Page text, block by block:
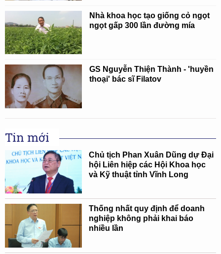
Nhà khoa học tạo giống cỏ ngọt
ngọt gấp 300 lần đường mía
GS Nguyễn Thiện Thành - 'huyền
thoại' bác sĩ Filatov
Tin mới
Chủ tịch Phan Xuân Dũng dự Đại
hội Liên hiệp các Hội Khoa học
và Kỹ thuật tỉnh Vĩnh Long
Thống nhất quy định để doanh
nghiệp không phải khai báo
nhiều lần